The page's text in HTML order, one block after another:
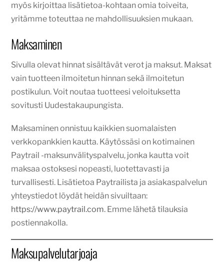
myös kirjoittaa lisätietoa-kohtaan omia toiveita,
yritämme toteuttaa ne mahdollisuuksien mukaan.
Maksaminen
Sivulla olevat hinnat sisältävät verot ja maksut. Maksat
vain tuotteen ilmoitetun hinnan sekä ilmoitetun
postikulun. Voit noutaa tuotteesi veloituksetta
sovitusti Uudestakaupungista.
Maksaminen onnistuu kaikkien suomalaisten
verkkopankkien kautta. Käytössäsi on kotimainen
Paytrail -maksunvälityspalvelu, jonka kautta voit
maksaa ostoksesi nopeasti, luotettavasti ja
turvallisesti. Lisätietoa Paytrailista ja asiakaspalvelun
yhteystiedot löydät heidän sivuiltaan:
https://www.paytrail.com. Emme lähetä tilauksia
postiennakolla.
Maksupalvelutarjoaja